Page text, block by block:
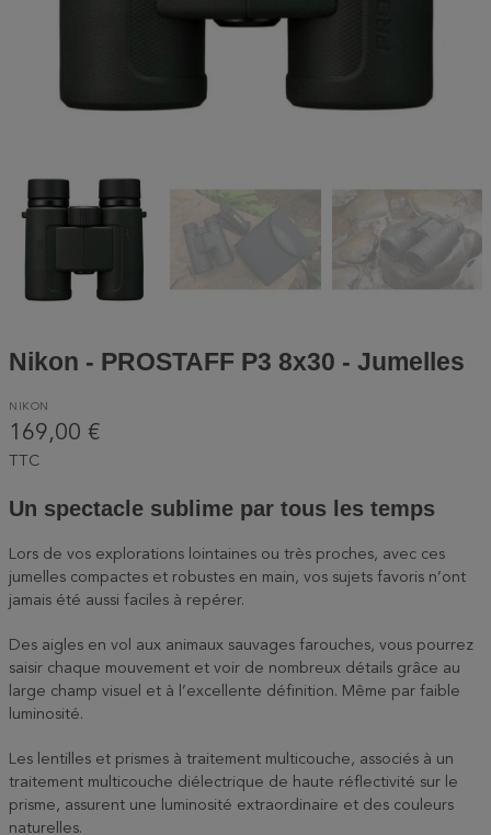
Nikon - PROSTAFF P3 8x30 - Jumelles
NIKON
169,00 €
TTC
Un spectacle sublime par tous les temps
Lors de vos explorations lointaines ou très proches, avec ces
jumelles compactes et robustes en main, vos sujets favoris n’ont
jamais été aussi faciles à repérer.
Des aigles en vol aux animaux sauvages farouches, vous pourrez
saisir chaque mouvement et voir de nombreux détails grâce au
large champ visuel et à l’excellente définition. Même par faible
luminosité.
Les lentilles et prismes à traitement multicouche, associés à un
traitement multicouche diélectrique de haute réflectivité sur le
prisme, assurent une luminosité extraordinaire et des couleurs
naturelles.